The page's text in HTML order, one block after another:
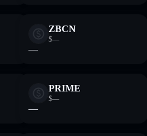
ZBCN
$—
—
PRIME
$—
—